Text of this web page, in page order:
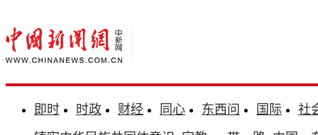
即时 时政 财经 同心 东西问 国际
社